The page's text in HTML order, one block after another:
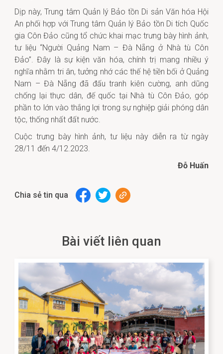
Dịp này, Trung tâm Quản lý Bảo tồn Di sản Văn hóa Hội
An phối hợp với Trung tâm Quản lý Bảo tồn Di tích Quốc
gia Côn Đảo cũng tổ chức khai mạc trưng bày hình ảnh,
tư liệu “Người Quảng Nam – Đà Nẵng ở Nhà tù Côn
Đảo”. Đây là sự kiện văn hóa, chính trị mang nhiều ý
nghĩa nhằm tri ân, tưởng nhớ các thế hệ tiền bối ở Quảng
Nam – Đà Nẵng đã đấu tranh kiên cường, anh dũng
chống lại thực dân, đế quốc tại Nhà tù Côn Đảo, góp
phần to lớn vào thắng lợi trong sự nghiệp giải phóng dân
tộc, thống nhất đất nước.
Cuộc trưng bày hình ảnh, tư liệu này diễn ra từ ngày
28/11 đến 4/12.2023.
Đỗ Huấn
Chia sẻ tin qua
Bài viết liên quan